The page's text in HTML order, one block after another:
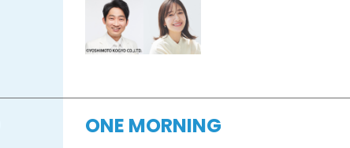
会社概要
採用情報
77.8MHz
76.7MHz
88.0MHz
79.4MHzONE MORNING